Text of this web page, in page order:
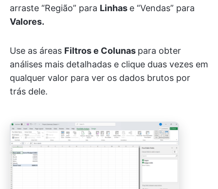
arraste “Região” para Linhas e “Vendas” para
Valores.
Use as áreas Filtros e Colunas para obter
análises mais detalhadas e clique duas vezes em
qualquer valor para ver os dados brutos por
trás dele.